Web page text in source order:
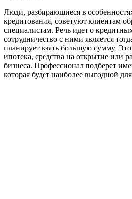
Люди, разбирающиеся в
кредитования, советуют клиентам
специалистам. Речь идет о
сотрудничество с ними является
планирует взять большую сумму.
ипотека, средства на открытие или
бизнеса. Профессионал подберет
которая будет наиболее выгодной